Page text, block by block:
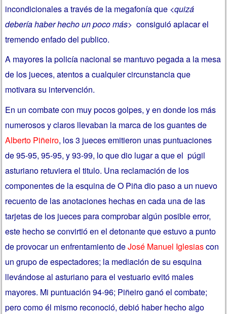
incondicionales a través de la megafonía que <quizá
debería haber hecho un poco más> consiguió aplacar el
tremendo enfado del publico.
A mayores la policía nacional se mantuvo pegada a la mesa
de los jueces, atentos a cualquier circunstancia que
motivara su intervención.
En un combate con muy pocos golpes, y en donde los más
numerosos y claros llevaban la marca de los guantes de
Alberto Piñeiro, los 3 jueces emitieron unas puntuaciones
de 95-95, 95-95, y 93-99, lo que dio lugar a que el púgil
asturiano retuviera el titulo. Una reclamación de los
componentes de la esquina de O Piña dio paso a un nuevo
recuento de las anotaciones hechas en cada una de las
tarjetas de los jueces para comprobar algún posible error,
este hecho se convirtió en el detonante que estuvo a punto
de provocar un enfrentamiento deJosé Manuel Iglesiascon
un grupo de espectadores; la mediación de su esquina
llevándose al asturiano para el vestuario evitó males
mayores. Mi puntuación 94-96; Piñeiro ganó el combate;
pero como él mismo reconoció, debió haber hecho algo